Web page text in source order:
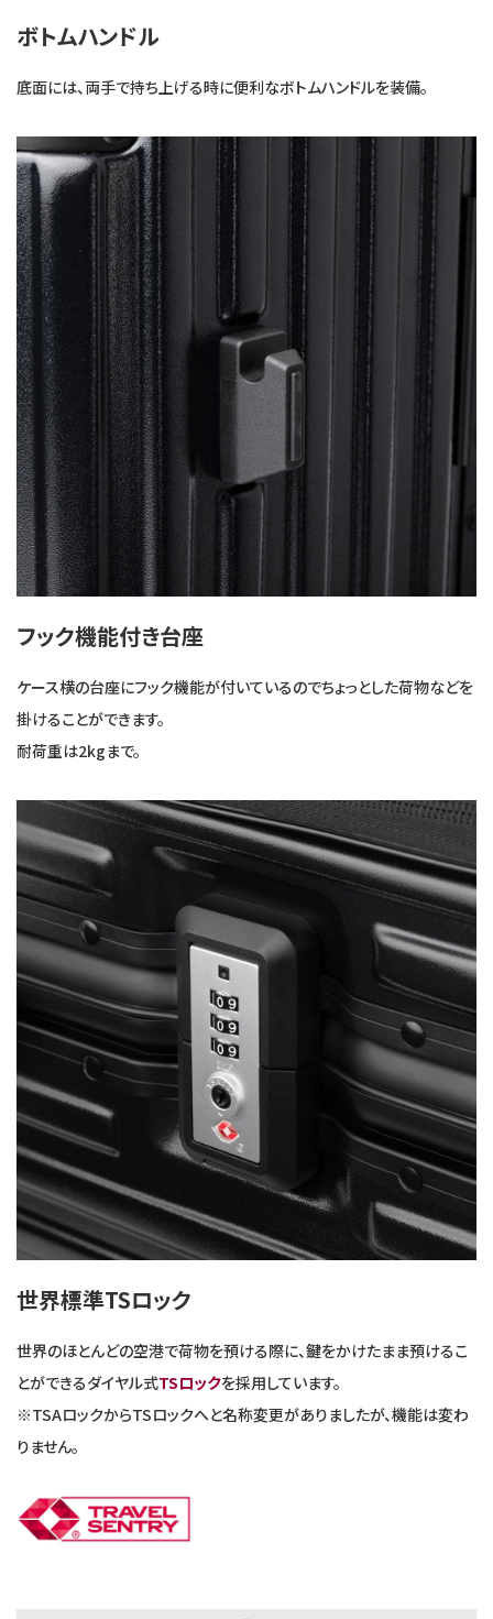
ボトムハンドル
底面には、両手で持ち上げる時に便利なボトムハンドルを装備。
フック機能付き台座
ケース横の台座にフック機能が付いているのでちょっとした荷物などを
掛けることができます。
耐荷重は2kgまで。
世界標準TSロック
世界のほとんどの空港で荷物を預ける際に、鍵をかけたまま預けるこ
とができるダイヤル式TSロックを採用しています。
※TSAロックからTSロックへと名称変更がありましたが、機能は変わ
りません。